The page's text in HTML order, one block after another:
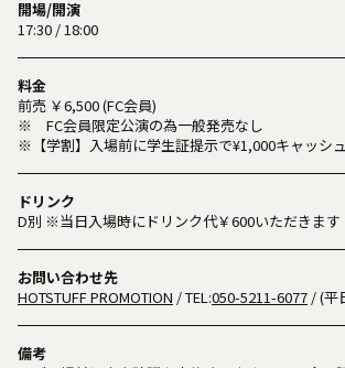
開場/開演
17:30 / 18:00
料金
前売 ￥6,500 (FC会員)
※ FC会員限定公演の為一般発売なし
※【学割】入場前に学生証提示で¥1,000キャッシ
ドリンク
D別 ※当日入場時にドリンク代￥600いただきます
お問い合わせ先
HOTSTUFF PROMOTION / TEL:050-5211-6077 / (平
備考